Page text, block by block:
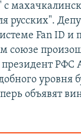
с
русских".
Fan ID и
союзе
РФС
уровня
объявят